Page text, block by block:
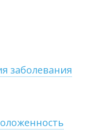
заболевания